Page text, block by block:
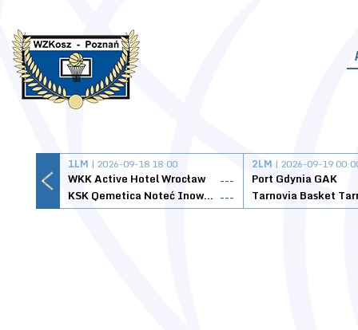
1LM | 2026-09-18 18:00
WKK Active Hotel Wrocław
---
KSK Qemetica Noteć Inowrocław ---
2LM | 2026-09-19
Port Gdynia GAK